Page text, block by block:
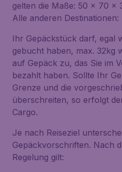
gelten die Maße: 50 x 70 x
Alle anderen
Ihr Gepäckstück darf, egal
gebucht haben, max. 32kg
auf Gepäck zu, das Sie im
bezahlt haben. Sollte Ihr
Grenze und die
überschreiten, so erfolgt
Cargo.
Je nach Reiseziel
Gepäckvorschriften. Nach
Regelung gilt: